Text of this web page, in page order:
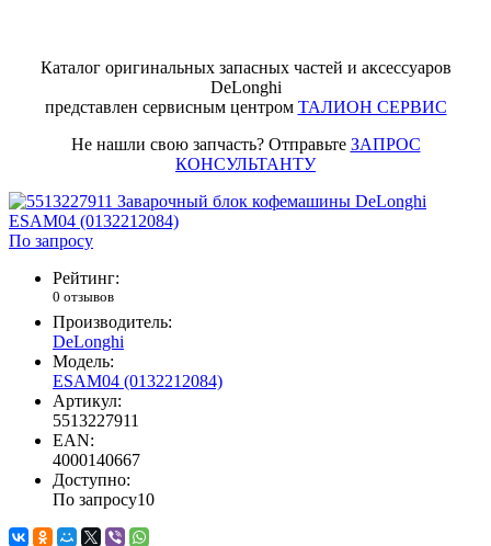
Каталог оригинальных запасных частей и аксессуаров
DeLonghi
представлен сервисным центром ТАЛИОН СЕРВИС
Не нашли свою запчасть? Отправьте ЗАПРОС
КОНСУЛЬТАНТУ
По запросу
Рейтинг:
0 отзывов
Производитель:
DeLonghi
Модель:
ESAM04 (0132212084)
Артикул:
5513227911
EAN:
4000140667
Доступно:
По запросу10